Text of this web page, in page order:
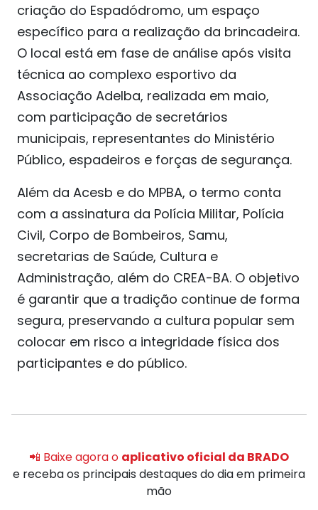
criação do Espadódromo, um espaço
específico para a realização da brincadeira.
O local está em fase de análise após visita
técnica ao complexo esportivo da
Associação Adelba, realizada em maio,
com participação de secretários
municipais, representantes do Ministério
Público, espadeiros e forças de segurança.
Além da Acesb e do MPBA, o termo conta
com a assinatura da Polícia Militar, Polícia
Civil, Corpo de Bombeiros, Samu,
secretarias de Saúde, Cultura e
Administração, além do CREA-BA. O objetivo
é garantir que a tradição continue de forma
segura, preservando a cultura popular sem
colocar em risco a integridade física dos
participantes e do público.
📲 Baixe agora o aplicativo oficial da BRADO
e receba os principais destaques do dia em primeira
mão